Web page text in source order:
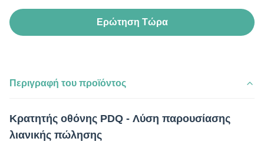
Ερώτηση Τώρα
Περιγραφή του προϊόντος
Κρατητής οθόνης PDQ - Λύση παρουσίασης
λιανικής πώλησης